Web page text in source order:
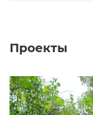
Проекты